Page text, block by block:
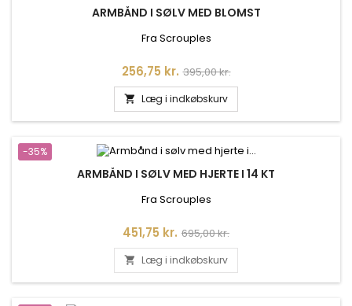
ARMBÅND I SØLV MED BLOMST
Fra Scrouples
Pris
256,75 kr. Normalpris
395,00 kr.
 Læg i indkøbskurv
-35%
ARMBÅND I SØLV MED HJERTE I 14 KT
Fra Scrouples
Pris
451,75 kr. Normalpris
695,00 kr.
 Læg i indkøbskurv